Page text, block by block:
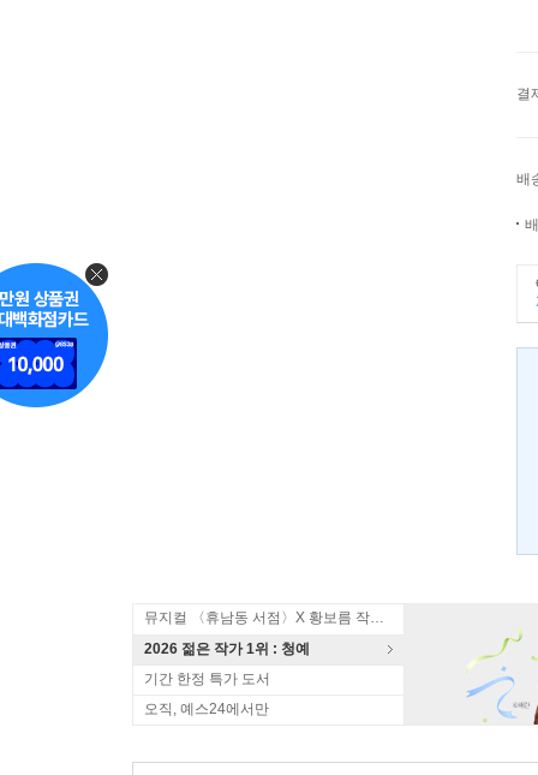
결
배
뮤지컬 〈휴남동 서점〉X 황보름 작가 북토크
2026 젊은 작가 1위 : 청예
기간 한정 특가 도서
오직, 예스24에서만